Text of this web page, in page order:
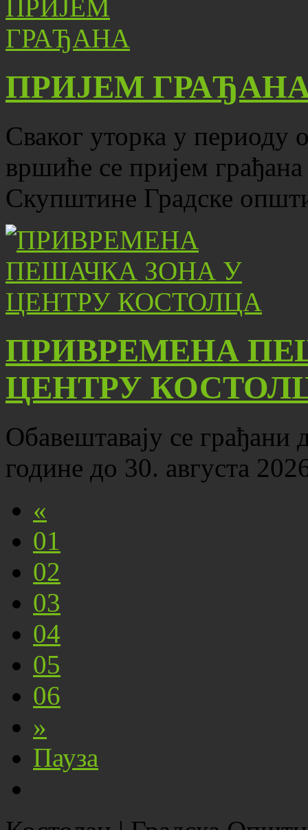
ПРИЈЕМ
Сваког уторка у периоду
вршиће се пријем
Скупштине Градске
ПРИВРЕМЕНА
ЦЕНТРУ
Обавештавају се грађани
године до 30. августа
«
01
02
03
04
05
06
»
Пауза